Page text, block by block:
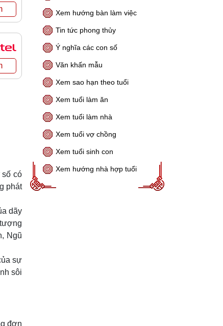
số có
phát
dãy
Ngũ
sự
sôi
đơn
Xem hướng bàn làm việc
Tin tức phong thủy
Ý nghĩa các con số
Văn khấn mẫu
Xem sao hạn theo tuổi
Xem tuổi làm ăn
Xem tuổi làm nhà
Xem tuổi vợ chồng
Xem tuổi sinh con
Xem hướng nhà hợp tuổi